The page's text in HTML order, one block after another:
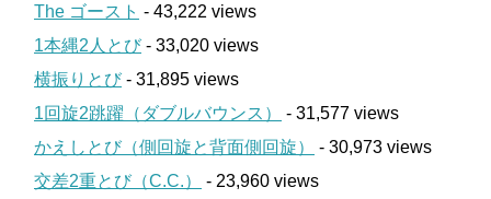
The ゴースト - 43,222 views
1本縄2人とび- 33,020 views
横振りとび- 31,895 views
1回旋2跳躍（ダブルバウンス）
- 31,577 views
かえしとび（側回旋と背面側回旋）
- 30,973 views
交差2重とび（C.C.）
- 23,960 views